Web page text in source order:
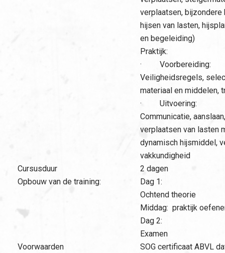
verplaatsen, bijzondere
hijsen van lasten,
en begeleiding)
Praktijk:
· Voorbereiding:
Veiligheidsregels,
materiaal en middelen,
· Uitvoering:
Communicatie,
verplaatsen van lasten
dynamisch hijsmiddel,
vakkundigheid
Cursusduur
2 dagen
Opbouw van de training:
Dag 1:
Ochtend theorie
Middag: praktijk
Dag 2:
Examen
Voorwaarden
SOG certificaat ABVL